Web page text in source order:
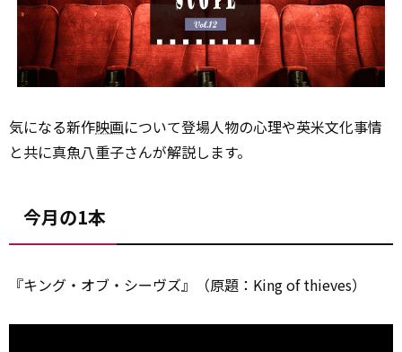
気になる新作映画について登場人物の心理や英米文化事情
と共に真魚八重子さんが解説します。
今月の1本
『キング・オブ・シーヴズ』（原題：King of thieves）